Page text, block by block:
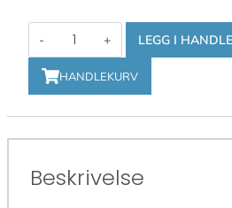
Ubiquiti
UniFi
G5
Dome
antall
LEGG I
HANDLEKURV
Beskrivelse